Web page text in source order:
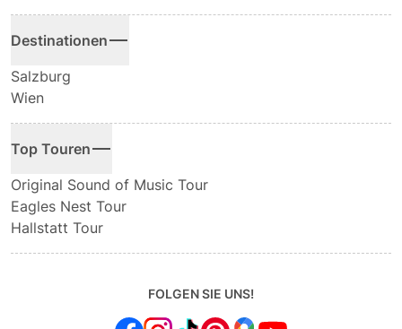
Destinationen
Salzburg
Wien
Top Touren
Original Sound of Music Tour
Eagles Nest Tour
Hallstatt Tour
FOLGEN SIE UNS!